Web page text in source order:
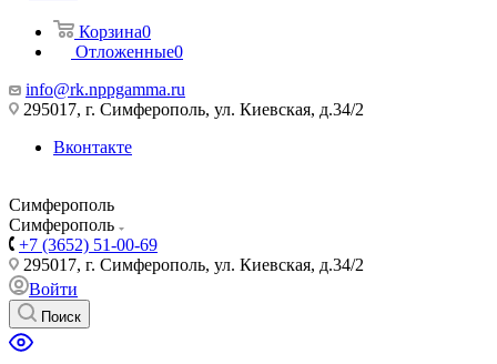
Корзина0
Отложенные0
info@rk.nppgamma.ru
295017, г. Симферополь, ул. Киевская, д.34/2
Вконтакте
Симферополь
Симферополь
+7 (3652) 51-00-69
295017, г. Симферополь, ул. Киевская, д.34/2
Войти
Поиск